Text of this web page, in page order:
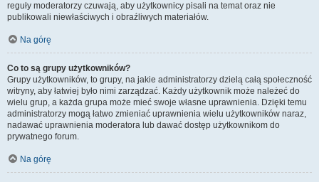
reguły moderatorzy czuwają, aby użytkownicy pisali na temat oraz nie
publikowali niewłaściwych i obraźliwych materiałów.
Na górę
Co to są grupy użytkowników?
Grupy użytkowników, to grupy, na jakie administratorzy dzielą całą społeczność
witryny, aby łatwiej było nimi zarządzać. Każdy użytkownik może należeć do
wielu grup, a każda grupa może mieć swoje własne uprawnienia. Dzięki temu
administratorzy mogą łatwo zmieniać uprawnienia wielu użytkowników naraz,
nadawać uprawnienia moderatora lub dawać dostęp użytkownikom do
prywatnego forum.
Na górę